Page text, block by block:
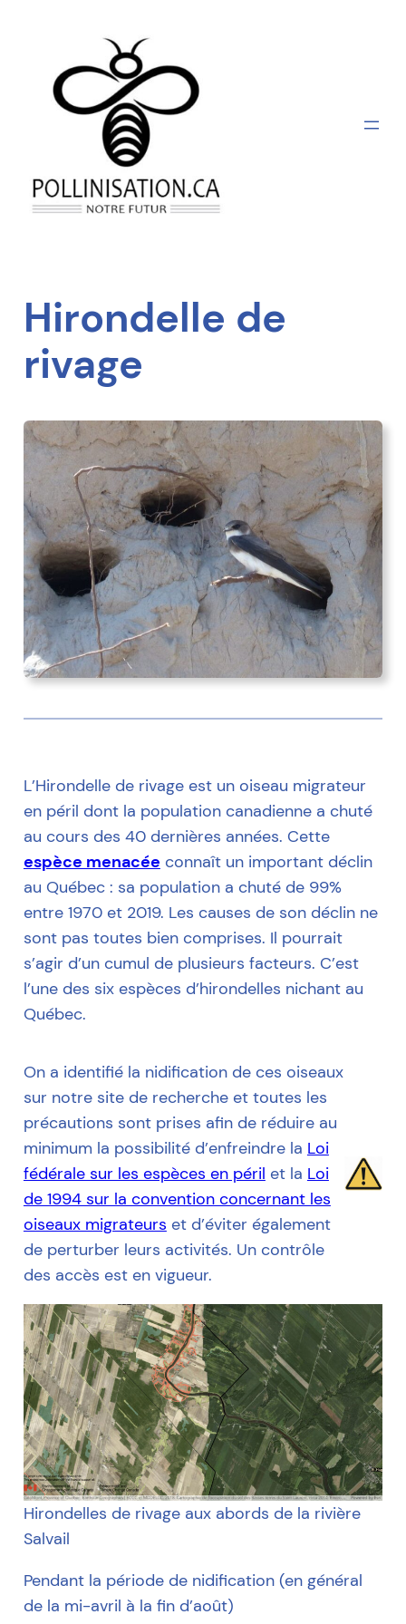
contenu
Hirondelle de
rivage
L’Hirondelle de rivage est un oiseau migrateur
en péril dont la population canadienne a chuté
au cours des 40 dernières années. Cette
espèce menacée connaît un important déclin
au Québec : sa population a chuté de 99%
entre 1970 et 2019. Les causes de son déclin ne
sont pas toutes bien comprises. Il pourrait
s’agir d’un cumul de plusieurs facteurs. C’est
l’une des six espèces d’hirondelles nichant au
Québec.
On a identifié la nidification de ces oiseaux
sur notre site de recherche et toutes les
précautions sont prises afin de réduire au
minimum la possibilité d’enfreindre la Loi
fédérale sur les espèces en péril et la Loi
de 1994 sur la convention concernant les
oiseaux migrateurs et d’éviter également
de perturber leurs activités. Un contrôle
des accès est en vigueur.
Hirondelles de rivage aux abords de la rivière
Salvail
Pendant la période de nidification (en général
de la mi-avril à la fin d’août)